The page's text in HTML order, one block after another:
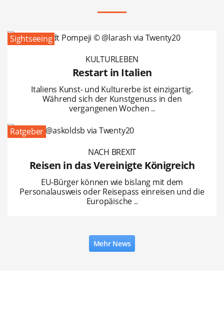
Sightseeing
KULTURLEBEN
Restart in Italien
Italiens Kunst- und Kulturerbe ist einzigartig.
Während sich der Kunstgenuss in den
vergangenen Wochen ..
Ratgeber
NACH BREXIT
Reisen in das Vereinigte Königreich
EU-Bürger können wie bislang mit dem
Personalausweis oder Reisepass einreisen und die
Europäische ..
Mehr News